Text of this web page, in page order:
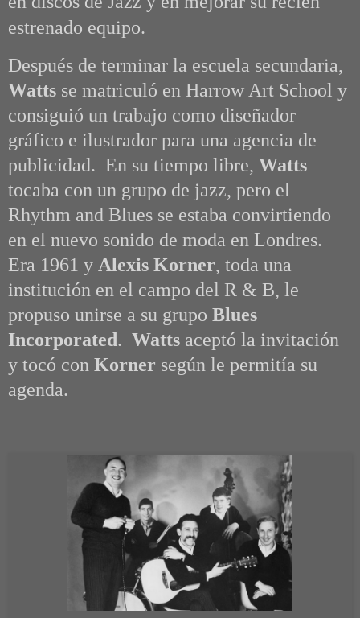
estrenado equipo.
Después de terminar la escuela secundaria,
Watts se matriculó en Harrow Art School y
consiguió un trabajo como diseñador
gráfico e ilustrador para una agencia de
publicidad. En su tiempo libre, Watts
tocaba con un grupo de jazz, pero el
Rhythm and Blues se estaba convirtiendo
en el nuevo sonido de moda en Londres.
Era 1961 y Alexis Korner, toda una
institución en el campo del R & B, le
propuso unirse a su grupo Blues
Incorporated. Watts aceptó la invitación
y tocó con Korner según le permitía su
agenda.